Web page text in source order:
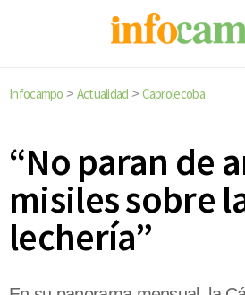
Infocampo > Actualidad > Caprolecoba
“No paran de
misiles sobre
lechería”